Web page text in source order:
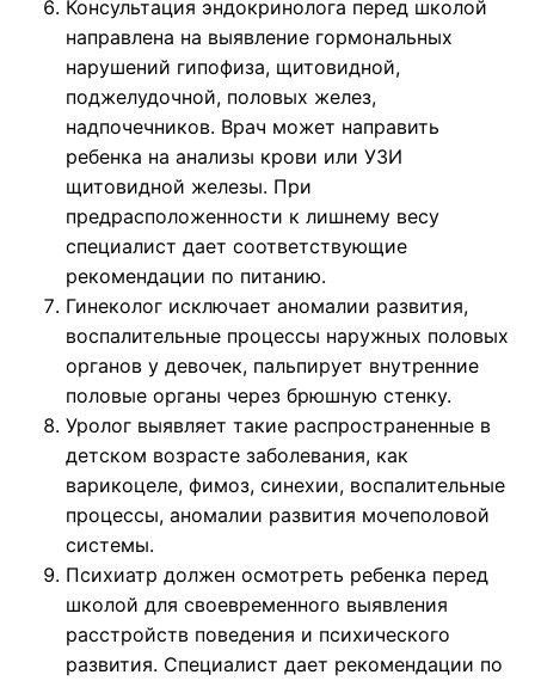
Консультация эндокринолога перед школой
направлена на выявление гормональных
нарушений гипофиза, щитовидной,
поджелудочной, половых желез,
надпочечников. Врач может направить
ребенка на анализы крови или УЗИ
щитовидной железы. При
предрасположенности к лишнему весу
специалист дает соответствующие
рекомендации по питанию.
Гинеколог исключает аномалии развития,
воспалительные процессы наружных половых
органов у девочек, пальпирует внутренние
половые органы через брюшную стенку.
Уролог выявляет такие распространенные в
детском возрасте заболевания, как
варикоцеле, фимоз, синехии, воспалительные
процессы, аномалии развития мочеполовой
системы.
Психиатр должен осмотреть ребенка перед
школой для своевременного выявления
расстройств поведения и психического
развития. Специалист дает рекомендации по